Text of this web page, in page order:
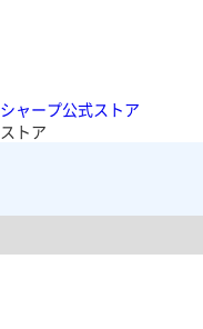
シャープ公式ストア
ストア